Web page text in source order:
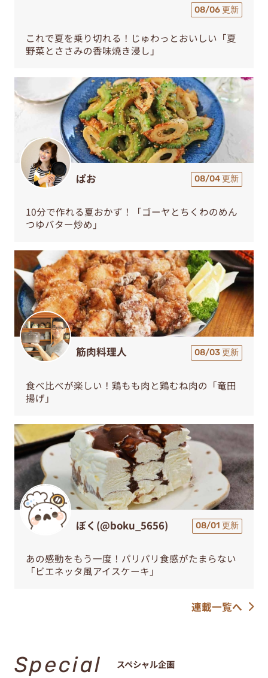
08/06 更新
これで夏を乗り切れる！じゅわっとおいしい「夏
野菜とささみの香味焼き浸し」
ぱお 08/04 更新
10分で作れる夏おかず！「ゴーヤとちくわのめん
つゆバター炒め」
筋肉料理人 08/03 更新
食べ比べが楽しい！鶏もも肉と鶏むね肉の「竜田
揚げ」
ぼく(@boku_5656) 08/01 更新
あの感動をもう一度！パリパリ食感がたまらない
「ビエネッタ風アイスケーキ」
連載一覧へ
Special スペシャル企画